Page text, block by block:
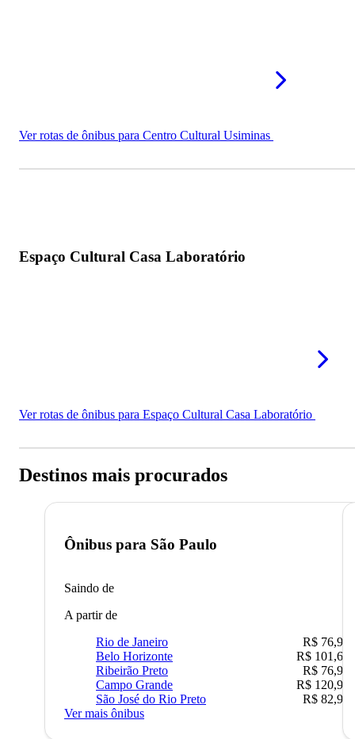
Ver rotas de ônibus para Centro Cultural Usiminas
Espaço Cultural Casa Laboratório
Ver rotas de ônibus para Espaço Cultural Casa Laboratório
Destinos mais procurados
Ônibus para São Paulo
Saindo de
A partir de
Rio de Janeiro
R$ 76,90
Belo Horizonte
R$ 101,67
Ribeirão Preto
R$ 76,90
Campo Grande
R$ 120,90
São José do Rio Preto
R$ 82,90
Ver mais ônibus